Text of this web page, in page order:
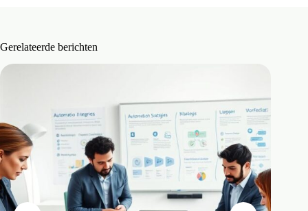
Gerelateerde berichten